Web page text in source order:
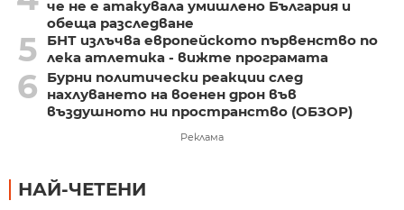
че не е атакувала умишлено България и
обеща разследване
5
БНТ излъчва европейското първенство по
лека атлетика - вижте програмата
6
Бурни политически реакции след
нахлуването на военен дрон във
въздушното ни пространство (ОБЗОР)
Реклама
НАЙ-ЧЕТЕНИ